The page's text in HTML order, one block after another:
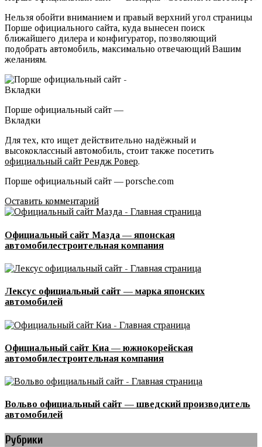
Нельзя обойти вниманием и правый верхний угол страницы
Порше официального сайта, куда вынесен поиск
ближайшего дилера и конфигуратор, позволяющий
подобрать автомобиль, максимально отвечающий Вашим
желаниям.
Порше официальный сайт —
Вкладки
Для тех, кто ищет действительно надёжный и
высококлассный автомобиль, стоит также посетить
официальный сайт Рендж Ровер.
Порше официальный сайт — porsche.com
Оставить комментарий
Официальный сайт Мазда — японская
автомобилестроительная компания
Лексус официальный сайт — марка японских
автомобилей
Официальный сайт Киа — южнокорейская
автомобилестроительная компания
Вольво официальный сайт — шведский производитель
автомобилей
Рубрики